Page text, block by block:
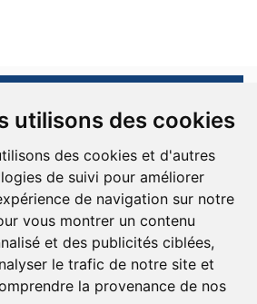
utilisons des cookies
des cookies et d'autres
de suivi pour améliorer
de navigation sur notre
vous montrer un contenu
et des publicités ciblées,
le trafic de notre site et
la provenance de nos
Tous les droits sont réservés.